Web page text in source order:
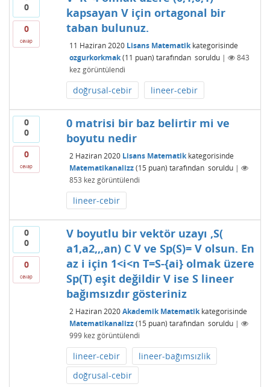
0
0
cevap
kapsayan V için ortagonal bir
taban bulunuz.
11 Haziran 2020 Lisans Matematikkategorisinde
ozgurkorkmak (11 puan) tarafından soruldu |
843
kez görüntülendi
doğrusal-cebir lineer-cebir
0
0
0
cevap
0 matrisi bir baz belirtir mi ve
boyutu nedir
2 Haziran 2020 Lisans Matematikkategorisinde
Matematikanalizz (15 puan) tarafından soruldu |
853 kez görüntülendi
lineer-cebir
0
0
0
cevap
V boyutlu bir vektör uzayı ,S(
a1,a2,,,an) C V ve Sp(S)= V olsun. En
az i için 1<i<n T=S-{ai} olmak üzere
Sp(T) eşit değildir V ise S lineer
bağımsızdır gösteriniz
2 Haziran 2020 Akademik Matematikkategorisinde
Matematikanalizz (15 puan) tarafından soruldu |
999kez görüntülendi
lineer-cebir
lineer-bağımsızlik
doğrusal-cebir